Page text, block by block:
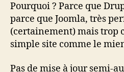
Pourquoi ? Parce que
parce que Joomla, très
(certainement) mais trop
simple site comme le
Pas de mise à jour semi-